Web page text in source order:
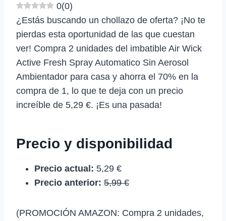
0(0)
¿Estás buscando un chollazo de oferta? ¡No te
pierdas esta oportunidad de las que cuestan
ver! Compra 2 unidades del imbatible Air Wick
Active Fresh Spray Automatico Sin Aerosol
Ambientador para casa y ahorra el 70% en la
compra de 1, lo que te deja con un precio
increíble de 5,29 €. ¡Es una pasada!
Precio y disponibilidad
Precio actual: 5,29 €
Precio anterior: 5,99 €
(PROMOCIÓN AMAZON: Compra 2 unidades,